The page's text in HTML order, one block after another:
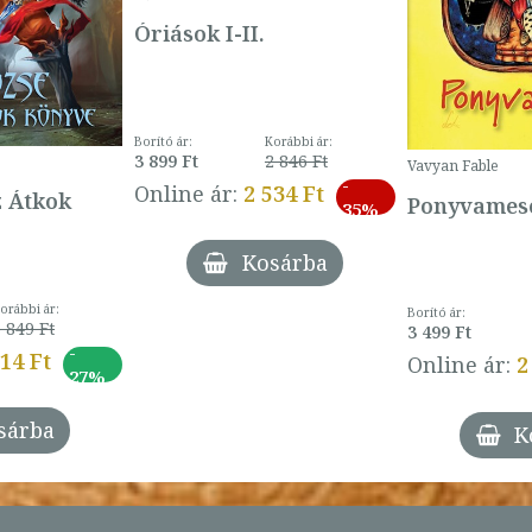
Átkok
ár:
849 Ft
Ft
-
27%
Óriások I-II.
Borító ár:
3 899 Ft
Korábbi ár:
2 846 Ft
Online ár: 2 534 Ft
-
35%
Kosárba
Vavyan Fable
Borító ár:
3 499 Ft
Online ár: